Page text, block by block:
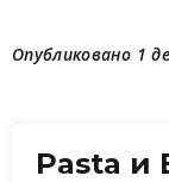
Опубликовано 1
Pasta и